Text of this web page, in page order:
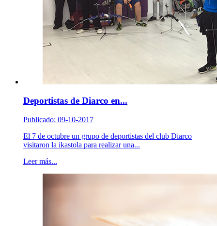
Deportistas de Diarco en...
Publicado: 09-10-2017
El 7 de octubre un grupo de deportistas del club Diarco
visitaron la ikastola para realizar una...
Leer más...